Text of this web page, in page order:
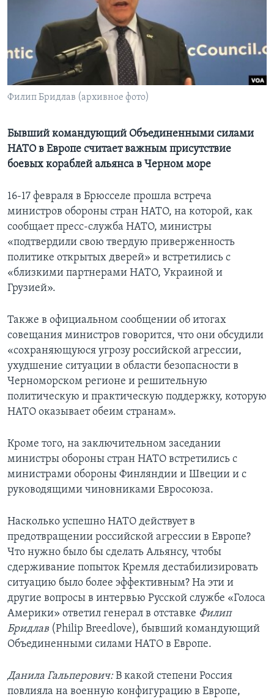
Learning English
СОЦИАЛЬНЫЕ СЕТИ
Филип Бридлав (архивное фото)
Бывший командующий Объединенными силами
НАТО в Европе считает важным присутствие
боевых кораблей альянса в Черном море
16-17 февраля в Брюсселе прошла встреча
министров обороны стран НАТО, на которой, как
сообщает пресс-служба НАТО, министры
«подтвердили свою твердую приверженность
политике открытых дверей» и встретились с
«близкими партнерами НАТО, Украиной и
Грузией».
Также в официальном сообщении об итогах
совещания министров говорится, что они обсудили
«сохраняющуюся угрозу российской агрессии,
ухудшение ситуации в области безопасности в
Черноморском регионе и решительную
политическую и практическую поддержку, которую
НАТО оказывает обеим странам».
Кроме того, на заключительном заседании
министры обороны стран НАТО встретились с
министрами обороны Финляндии и Швеции и с
руководящими чиновниками Евросоюза.
Насколько успешно НАТО действует в
предотвращении российской агрессии в Европе?
Что нужно было бы сделать Альянсу, чтобы
сдерживание попыток Кремля дестабилизировать
ситуацию было более эффективным? На эти и
другие вопросы в интервью Русской службе «Голоса
Америки» ответил генерал в отставке Филип
Бридлав (Philip Breedlove), бывший командующий
Объединенными силами НАТО в Европе.
Данила Гальперович:В какой степени Россия
повлияла на военную конфигурацию в Европе,